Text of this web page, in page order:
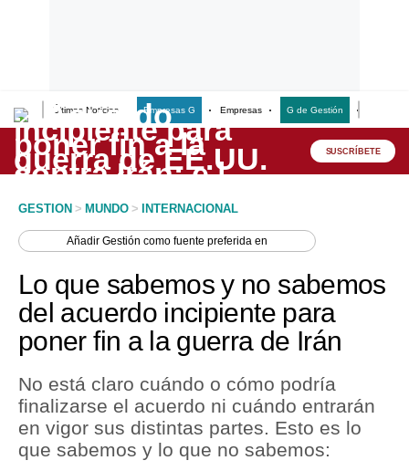
Últimas Noticias Empresas G Empresas G de Gestión
Lo último
Peru Quiosco
Economía
Mercados
Política
Tu Dinero
SUSCRÍBETE
GESTION > MUNDO > INTERNACIONAL
AñadirGestión como fuente preferida en
Lo que sabemos y no sabemos
del acuerdo incipiente para
poner fin a la guerra de Irán
No está claro cuándo o cómo podría
finalizarse el acuerdo ni cuándo entrarán
en vigor sus distintas partes. Esto es lo
que sabemos y lo que no sabemos: